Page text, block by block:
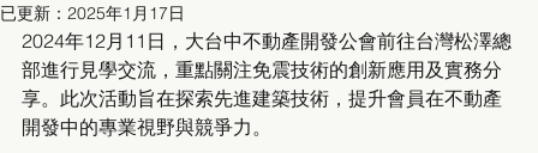
已更新： 2025年1月17日
2024年12月11日，大台中不動產開發公會前往台灣松澤總
部進行見學交流，重點關注免震技術的創新應用及實務分
享。此次活動旨在探索先進建築技術，提升會員在不動產
開發中的專業視野與競爭力。